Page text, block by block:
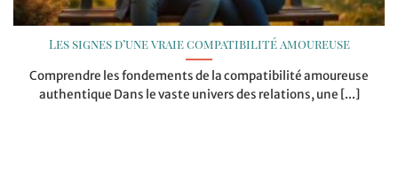
Les signes d’une vraie compatibilité amoureuse
Comprendre les fondements de la compatibilité amoureuse
authentique Dans le vaste univers des relations, une [...]